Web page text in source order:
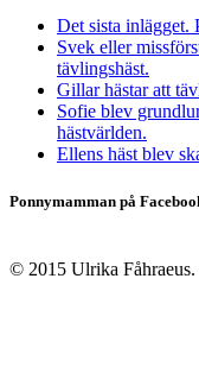
Det sista inlägget.
Svek eller
tävlingshäst.
Gillar hästar att
Sofie blev
hästvärlden.
Ellens häst blev
Ponnymamman på
© 2015 Ulrika